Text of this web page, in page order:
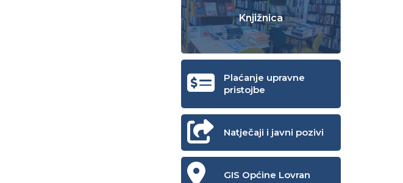
Knjižnica
Plaćanje upravne
pristojbe
Natječaji i javni pozivi
GIS Općine Lovran